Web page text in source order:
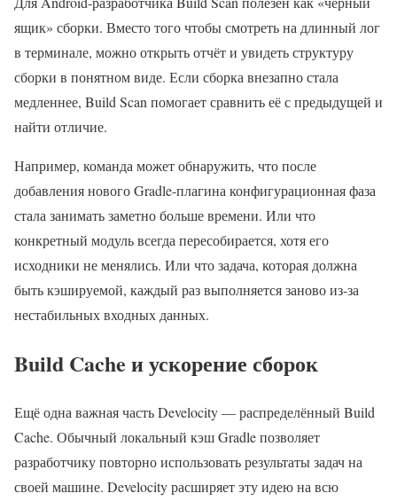
ящик» сборки. Вместо того чтобы смотреть на длинный лог
в терминале, можно открыть отчёт и увидеть структуру
сборки в понятном виде. Если сборка внезапно стала
медленнее, Build Scan помогает сравнить её с предыдущей и
найти отличие.
Например, команда может обнаружить, что после
добавления нового Gradle-плагина конфигурационная фаза
стала занимать заметно больше времени. Или что
конкретный модуль всегда пересобирается, хотя его
исходники не менялись. Или что задача, которая должна
быть кэшируемой, каждый раз выполняется заново из-за
нестабильных входных данных.
Build Cache и ускорение сборок
Ещё одна важная часть Develocity — распределённый Build
Cache. Обычный локальный кэш Gradle позволяет
разработчику повторно использовать результаты задач на
своей машине. Develocity расширяет эту идею на всю